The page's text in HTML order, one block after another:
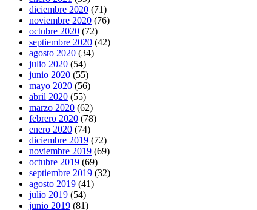
diciembre 2020 (71)
noviembre 2020 (76)
octubre 2020 (72)
septiembre 2020 (42)
agosto 2020 (34)
julio 2020 (54)
junio 2020 (55)
mayo 2020 (56)
abril 2020 (55)
marzo 2020 (62)
febrero 2020 (78)
enero 2020 (74)
diciembre 2019 (72)
noviembre 2019 (69)
octubre 2019 (69)
septiembre 2019 (32)
agosto 2019 (41)
julio 2019 (54)
junio 2019 (81)